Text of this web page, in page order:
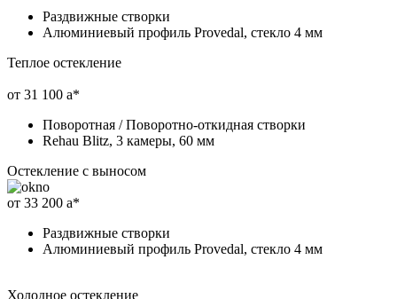
Раздвижные створки
Алюминиевый профиль Provedal, стекло 4 мм
Теплое остекление
от 31 100 a*
Поворотная / Поворотно-откидная створки
Rehau Blitz, 3 камеры, 60 мм
Остекление с выносом
от 33 200 a*
Раздвижные створки
Алюминиевый профиль Provedal, стекло 4 мм
Холодное остекление